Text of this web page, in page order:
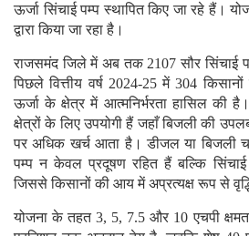
ऊर्जा सिंचाई पम्प स्थापित किए जा रहे हैं।
द्वारा किया जा रहा है।
राजसमंद जिले में अब तक 2107 सौर सिंचाई
पिछले वित्तीय वर्ष 2024-25 में 304
ऊर्जा के क्षेत्र में आत्मनिर्भरता हासिल की
क्षेत्रों के लिए उपयोगी हैं जहाँ बिजली की
पर अधिक खर्च आता है। डीजल या बिजली
पम्प न केवल प्रदूषण रहित हैं बल्कि
जिससे किसानों की आय में अप्रत्यक्ष रूप से
योजना के तहत 3, 5, 7.5 और 10 एचपी